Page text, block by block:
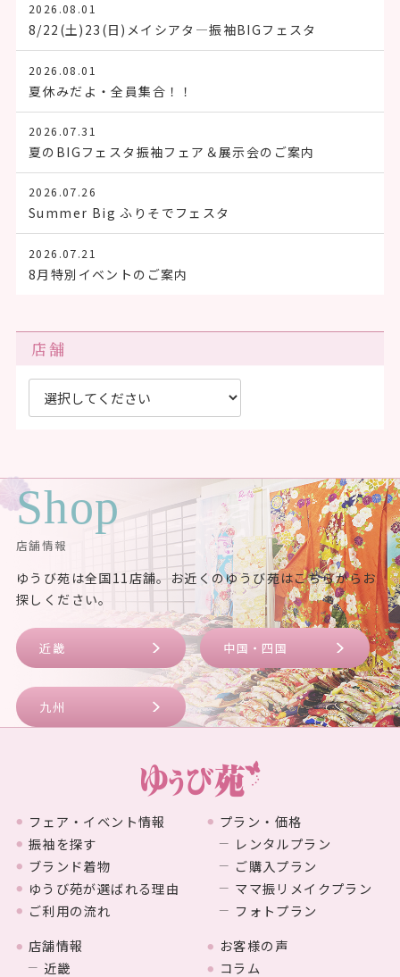
2026.08.01
8/22(土)23(日)メイシアタ―振袖BIGフェスタ
2026.08.01
夏休みだよ・全員集合！！
2026.07.31
夏のBIGフェスタ振袖フェア＆展示会のご案内
2026.07.26
Summer Big ふりそでフェスタ
2026.07.21
8月特別イベントのご案内
店舗
Shop
店舗情報
ゆうび苑は全国11店舗。お近くのゆうび苑はこちらからお
探しください。
近畿 中国・四国
九州
フェア・イベント情報
振袖を探す
ブランド着物
ゆうび苑が選ばれる理由
ご利用の流れ
プラン・価格
レンタルプラン
ご購入プラン
ママ振リメイクプラン
フォトプラン
店舗情報
近畿
お客様の声
コラム